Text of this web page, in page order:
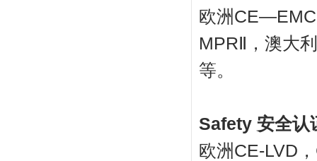
欧洲
MPRⅡ，澳大
等。
Safety 安全认
欧洲CE-LVD